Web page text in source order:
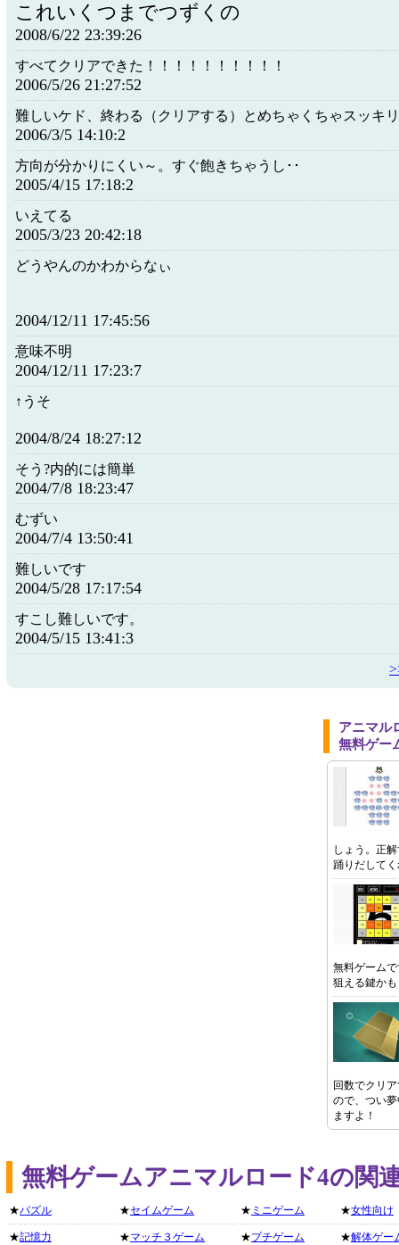
これいくつまでつずくの
2008/6/22 23:39:26
すべてクリアできた！！！！！！！！！！
2006/5/26 21:27:52
難しいケド、終わる（クリアする）とめちゃくちゃスッキ
2006/3/5 14:10:2
方向が分かりにくい～。すぐ飽きちゃうし･･
2005/4/15 17:18:2
いえてる
2005/3/23 20:42:18
どうやんのかわからなぃ
2004/12/11 17:45:56
意味不明
2004/12/11 17:23:7
↑うそ
2004/8/24 18:27:12
そう?内的には簡単
2004/7/8 18:23:47
むずい
2004/7/4 13:50:41
難しいです
2004/5/28 17:17:54
すこし難しいです。
2004/5/15 13:41:3
アニマル
無料ゲー
しょう。正
踊りだして
無料ゲーム
狙える鍵か
回数でクリ
ので、つい
ますよ！
無料ゲームアニマルロード4の関
★パズル
★記憶力
★セイムゲーム
★マッチ３ゲーム
★ ミニゲーム
★プチゲーム
★女性向け
★解体ゲー